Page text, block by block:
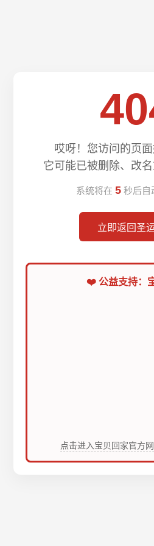
哎呀！您访问的页面
它可能已被删除、改名
系统将在 5 秒后自
立即返回圣
❤️ 公益支持：
点击进入宝贝回家官方